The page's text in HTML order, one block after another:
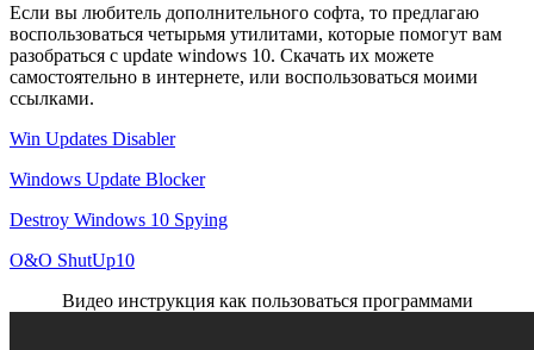
Если вы любитель дополнительного софта, то предлагаю
воспользоваться четырьмя утилитами, которые помогут вам
разобраться с update windows 10. Скачать их можете
самостоятельно в интернете, или воспользоваться моими
ссылками.
Win Updates Disabler
Windows Update Blocker
Destroy Windows 10 Spying
O&O ShutUp10
Видео инструкция как пользоваться программами